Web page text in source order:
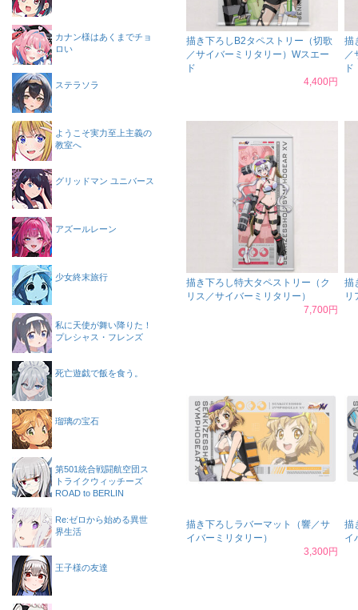
描き下ろしB2タペストリー（切歌
／サイバーミリタリー）Wスエー
ド
4,400円
描
／
ド
描き下ろし特大タペストリー（ク
リス／サイバーミリタリー）
7,700円
描
リ
描き下ろしラバーマット（響／サ
イバーミリタリー）
3,300円
描
イ
カナン様はあくまでチョ
ロい
ステラソラ
ようこそ実力至上主義の
教室へ
グリッドマン ユニバース
アズールレーン
少女終末旅行
私に天使が舞い降りた！
プレシャス・フレンズ
死亡遊戯で飯を食う。
瑠璃の宝石
第501統合戦闘航空団ス
トライクウィッチーズ
ROAD to BERLIN
Re:ゼロから始める異世
界生活
王子様の友達